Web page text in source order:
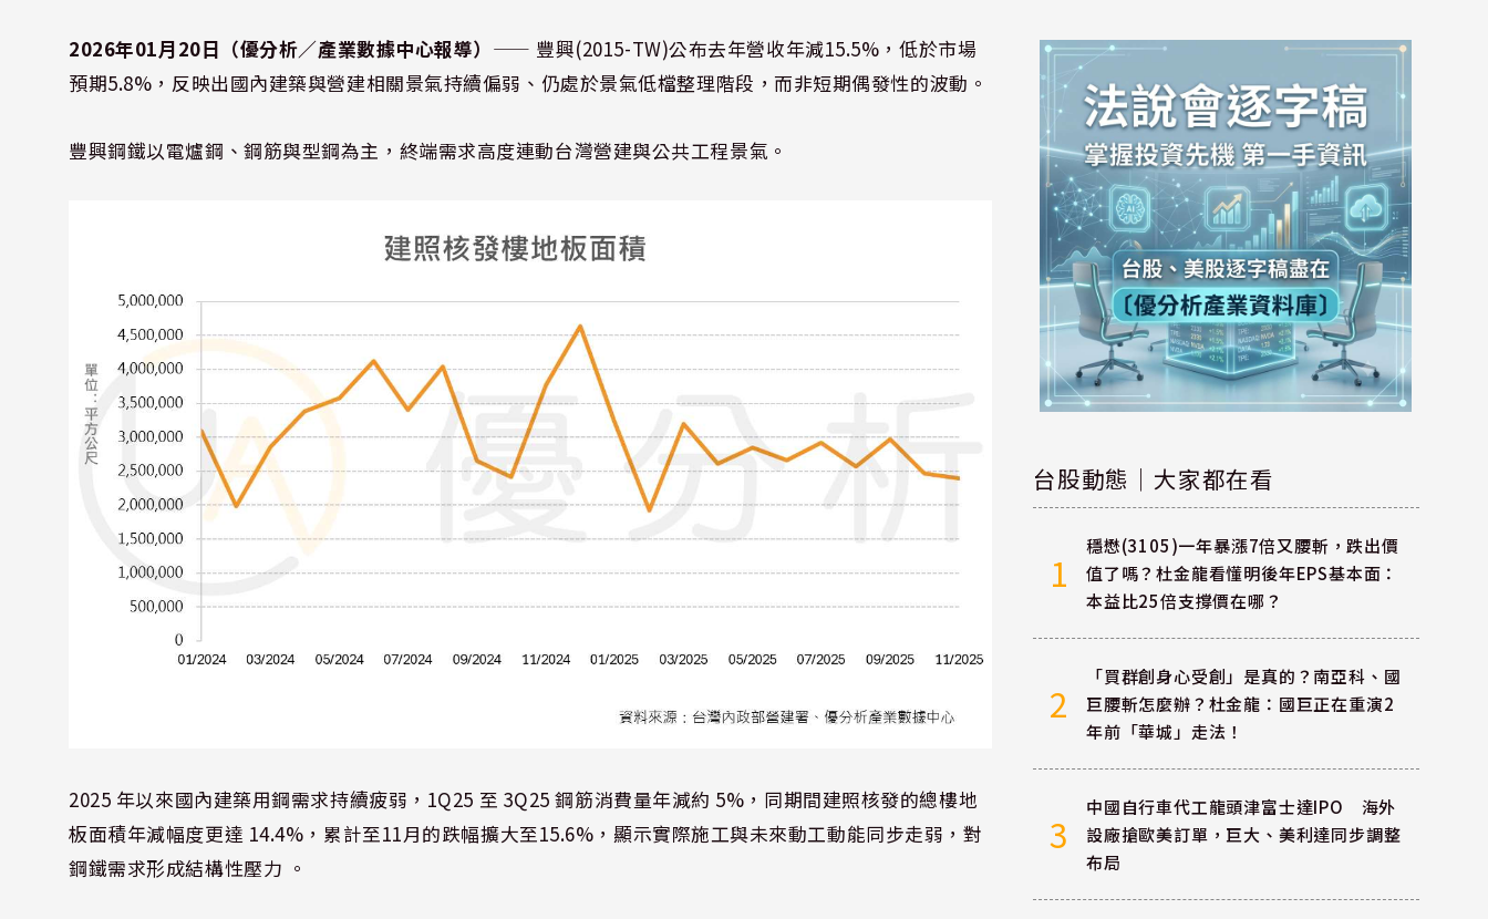
2026年01月20日（優分析／產業數據中心報導） ⸺ 豐興(2015-TW)公布去年營收年減15.5%，低於市場
預期5.8%，反映出國內建築與營建相關景氣持續偏弱、仍處於景氣低檔整理階段，而非短期偶發性的波動。
豐興鋼鐵以電爐鋼、鋼筋與型鋼為主，終端需求高度連動台灣營建與公共工程景氣。
2025 年以來國內建築用鋼需求持續疲弱，1Q25 至 3Q25 鋼筋消費量年減約 5%，同期間建照核發的總樓地
板面積年減幅度更達 14.4%，累計至11月的跌幅擴大至15.6%，顯示實際施工與未來動工動能同步走弱，對
鋼鐵需求形成結構性壓力 。
台股動態｜大家都在看
1
穩懋(3105)一年暴漲7倍又腰斬，跌出價
值了嗎？杜金龍看懂明後年EPS基本面：
本益比25倍支撐價在哪？
2
「買群創身心受創」是真的？南亞科、國
巨腰斬怎麼辦？杜金龍：國巨正在重演2
年前「華城」走法！
3
中國自行車代工龍頭津富士達IPO 海外
設廠搶歐美訂單，巨大、美利達同步調整
布局